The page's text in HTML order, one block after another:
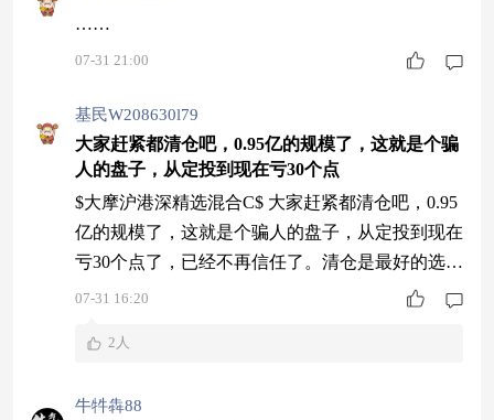
……
07-31 21:00
基民W208630l79
大家赶紧都清仓吧，0.95亿的规模了，这就是个骗
人的盘子，从定投到现在亏30个点
$大摩沪港深精选混合C$ 大家赶紧都清仓吧，0.95
亿的规模了，这就是个骗人的盘子，从定投到现在
亏30个点了，已经不再信任了。清仓是最好的选
择！
07-31 16:20
2人
牛牪犇88